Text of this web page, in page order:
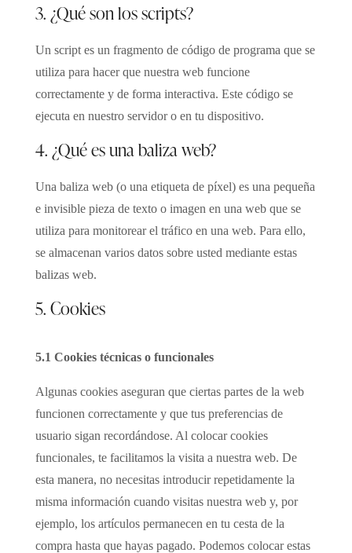
3. ¿Qué son los scripts?
Un script es un fragmento de código de programa que se
utiliza para hacer que nuestra web funcione
correctamente y de forma interactiva. Este código se
ejecuta en nuestro servidor o en tu dispositivo.
4. ¿Qué es una baliza web?
Una baliza web (o una etiqueta de píxel) es una pequeña
e invisible pieza de texto o imagen en una web que se
utiliza para monitorear el tráfico en una web. Para ello,
se almacenan varios datos sobre usted mediante estas
balizas web.
5. Cookies
5.1 Cookies técnicas o funcionales
Algunas cookies aseguran que ciertas partes de la web
funcionen correctamente y que tus preferencias de
usuario sigan recordándose. Al colocar cookies
funcionales, te facilitamos la visita a nuestra web. De
esta manera, no necesitas introducir repetidamente la
misma información cuando visitas nuestra web y, por
ejemplo, los artículos permanecen en tu cesta de la
compra hasta que hayas pagado. Podemos colocar estas